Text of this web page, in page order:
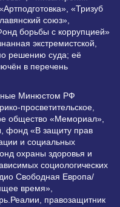
«Тризуб
союз»,
борьбы с коррупцией»
экстремистской,
решению суда; её
в перечень
Минюстом РФ
просветительское,
общество «Мемориал»,
фонд «В защиту прав
и социальных
охраны здоровья и
социологических
Свободная Европа/
время»,
правозащитник